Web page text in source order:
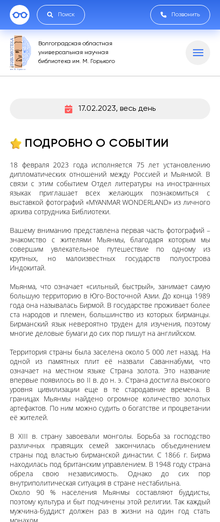
Поиск Позвонить
Волгоградская областная
универсальная научная
библиотека им. М. Горького
17.02.2023, весь день
ПОДРОБНО О СОБЫТИИ
18 февраля 2023 года исполняется 75 лет установлению
дипломатических отношений между Россией и Мьянмой. В
связи с этим событием Отдел литературы на иностранных
языках приглашает всех желающих познакомиться с
выставкой фотографий «MYANMAR WONDERLAND» из личного
архива сотрудника Библиотеки.
Вашему вниманию представлена первая часть фотографий –
знакомство с жителями Мьянмы, благодаря которым мы
совершим увлекательное путешествие по одному из
крупных, но малоизвестных государств полуострова
Индокитай.
Мьянма, что означает «сильный, быстрый», занимает самую
большую территорию в Юго-Восточной Азии. До конца 1989
года она называлась Бирмой. В государстве проживает более
ста народов и племен, большинство из которых бирманцы.
Бирманский язык невероятно труден для изучения, поэтому
многие деловые бумаги до сих пор пишут на английском.
Территория страны была заселена около 5 000 лет назад. На
одной из памятных плит её назвали Саваннабуми, что
означает на местном языке Страна золота. Это название
впервые появилось во II в. до н. э. Страна достигла высокого
уровня цивилизации еще в те стародавние времена. В
границах Мьянмы найдено огромное количество золотых
артефактов. По ним можно судить о богатстве и процветании
её жителей.
В XIII в. страну завоевали монголы. Борьба за господство
различных правящих семей закончилась объединением
страны под властью бирманской династии. С 1866 г. Бирма
находилась под британским управлением. В 1948 году страна
обрела свою независимость. Однако до сих пор
внутриполитическая ситуация в стране нестабильна.
Около 90 % населения Мьянмы составляют буддисты,
поэтому культура и быт подчинены этой религии. Так каждый
мужчина-буддист должен раз в жизни на один год стать